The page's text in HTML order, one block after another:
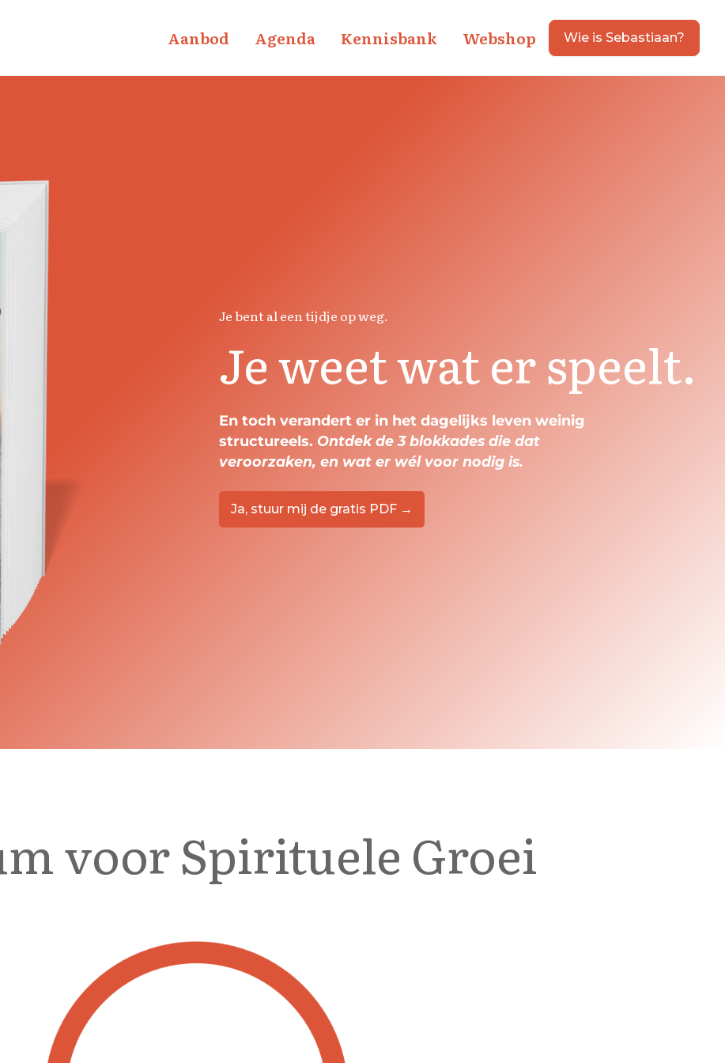
Aanbod Agenda Kennisbank Webshop Wie is Sebastiaan?
Je bent al een tijdje op weg.
Je weet wat er speelt.
En toch verandert er in het dagelijks leven weinig
structureels. Ontdek de 3 blokkades die dat
veroorzaken, en wat er wél voor nodig is.
Ja, stuur mij de gratis PDF →
voor Spirituele Groei